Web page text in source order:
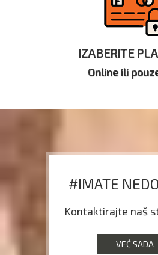
IZABERITE
Online ili
#IMATE
Kontaktirajte naš
VEĆ SADA